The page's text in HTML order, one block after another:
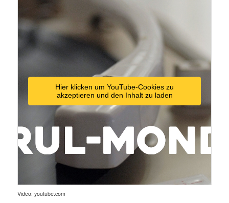
Hier klicken um YouTube-Cookies zu
akzeptieren und den Inhalt zu laden
Video: youtube.com